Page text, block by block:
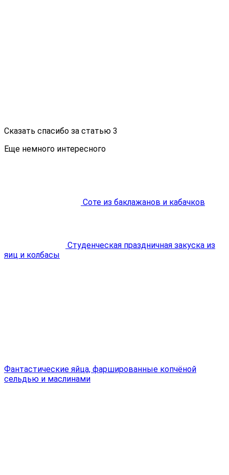
Сказать спасибо за статью 3
Еще немного интересного
Соте из баклажанов и кабачков
Студенческая праздничная закуска из
яиц и колбасы
Фантастические яйца, фаршированные копчёной
сельдью и маслинами